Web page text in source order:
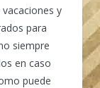
y
para
siempre
en caso
puede